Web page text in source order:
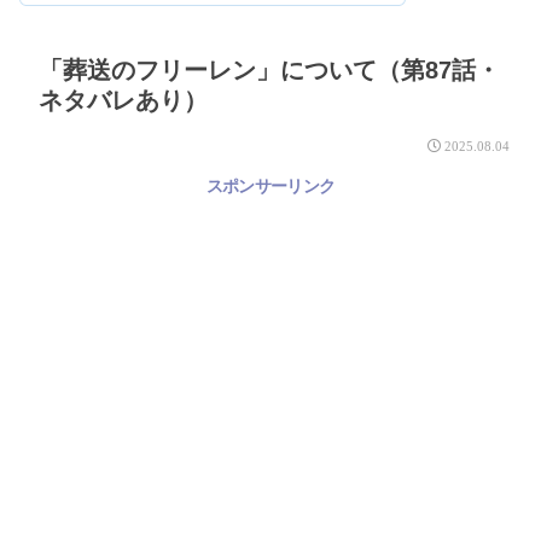
「葬送のフリーレン」について（第87話・
ネタバレあり）
2025.08.04
スポンサーリンク